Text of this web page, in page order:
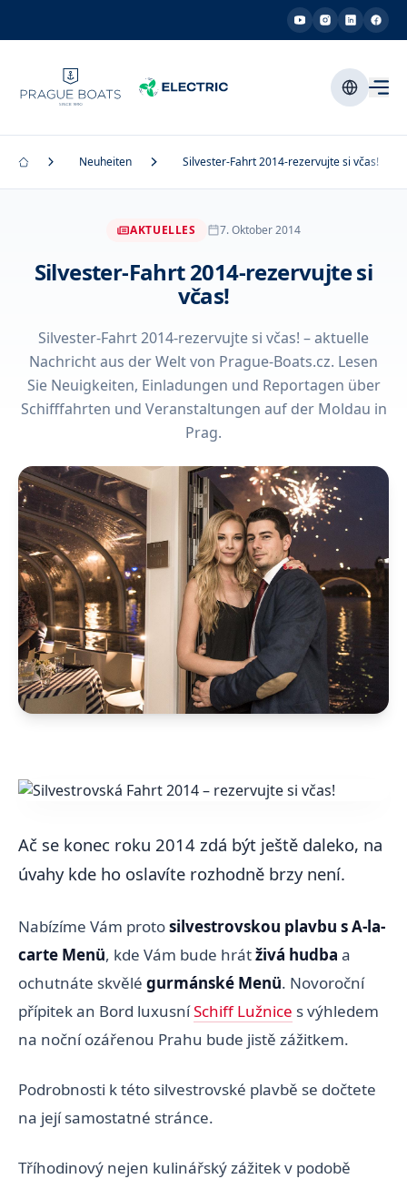
Neuheiten Silvester-Fahrt 2014-rezervujte si včas!
AKTUELLES 7. Oktober 2014
Silvester-Fahrt 2014-rezervujte si
včas!
Silvester-Fahrt 2014-rezervujte si včas! – aktuelle
Nachricht aus der Welt von Prague-Boats.cz. Lesen
Sie Neuigkeiten, Einladungen und Reportagen über
Schifffahrten und Veranstaltungen auf der Moldau in
Prag.
Ač se konec roku 2014 zdá být ještě daleko, na
úvahy kde ho oslavíte rozhodně brzy není.
Nabízíme Vám protosilvestrovskou plavbu s A-la-
carte Menü, kde Vám bude hrátživá hudba a
ochutnáte skvělé gurmánské Menü. Novoroční
přípitek an Bord luxusníSchiff Lužnice s výhledem
na noční ozářenou Prahu bude jistě zážitkem.
Podrobnosti k této silvestrovské plavbě se dočtete
na její samostatné stránce.
Tříhodinový nejen kulinářský zážitek v podobě